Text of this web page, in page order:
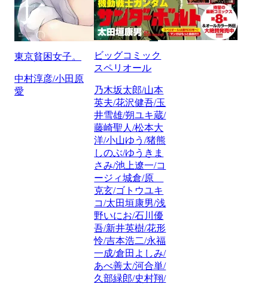
東京貧困女子。
中村淳彦/小田原
愛
ビッグコミック
スペリオール
乃木坂太郎/山本
英夫/花沢健吾/玉
井雪雄/朔ユキ蔵/
藤崎聖人/松本大
洋/小山ゆう/猪熊
しのぶ/ゆうきま
さみ/池上遼一/コ
ージィ城倉/原
克玄/ゴトウユキ
コ/太田垣康男/浅
野いにお/石川優
吾/新井英樹/花形
怜/吉本浩二/永福
一成/倉田よしみ/
あべ善太/河合単/
久部緑郎/史村翔/